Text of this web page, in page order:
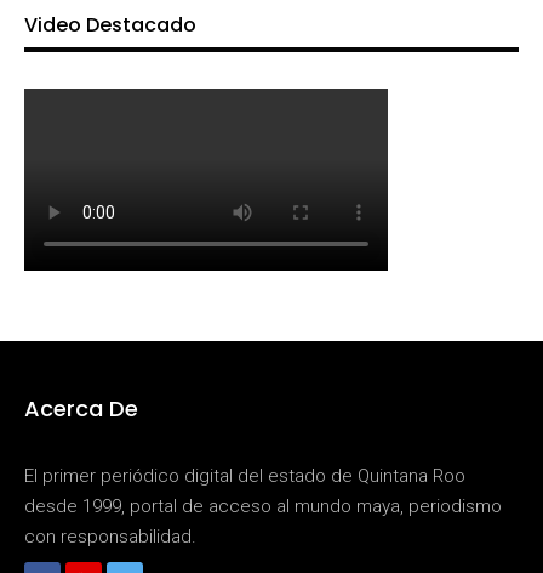
Video Destacado
Acerca De
El primer periódico digital del estado de Quintana Roo
desde 1999, portal de acceso al mundo maya, periodismo
con responsabilidad.